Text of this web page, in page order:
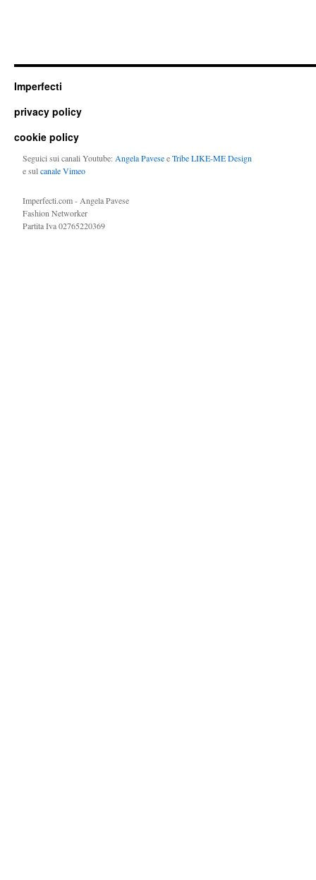
Imperfecti
privacy policy
cookie policy
Seguici sui canali Youtube: Angela PaveseeTribe LIKE-ME Design
e sulcanale Vimeo
Imperfecti.com - Angela Pavese
Fashion Networker
Partita Iva 02765220369